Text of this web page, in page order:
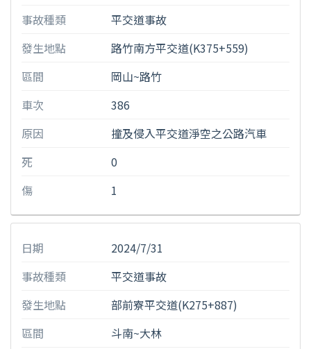
事故種類
平交道事故
發生地點
路竹南方平交道(K375+559)
區間
岡山~路竹
車次
386
原因
撞及侵入平交道淨空之公路汽車
死
0
傷
1
日期
2024/7/31
事故種類
平交道事故
發生地點
部前寮平交道(K275+887)
區間
斗南~大林